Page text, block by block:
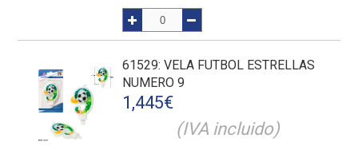
61529: VELA FUTBOL ESTRELLAS
NUMERO 9
1,445€
(IVA incluido)